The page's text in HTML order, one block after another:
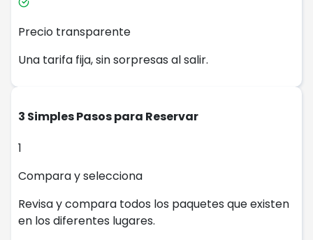
Precio transparente
Una tarifa fija, sin sorpresas al salir.
3 Simples Pasos para Reservar
1
Compara y selecciona
Revisa y compara todos los paquetes que existen
en los diferentes lugares.